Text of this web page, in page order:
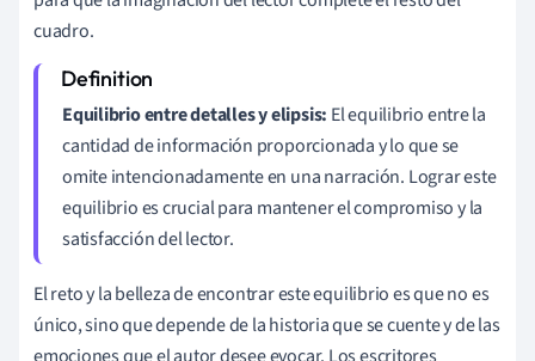
cuadro.
Equilibrio entre detalles y elipsis: El equilibrio entre la
cantidad de información proporcionada y lo que se
omite intencionadamente en una narración. Lograr este
equilibrio es crucial para mantener el compromiso y la
satisfacción del lector.
El reto y la belleza de encontrar este equilibrio es que no es
único, sino que depende de la historia que se cuente y de las
emociones que el autor desee evocar. Los escritores